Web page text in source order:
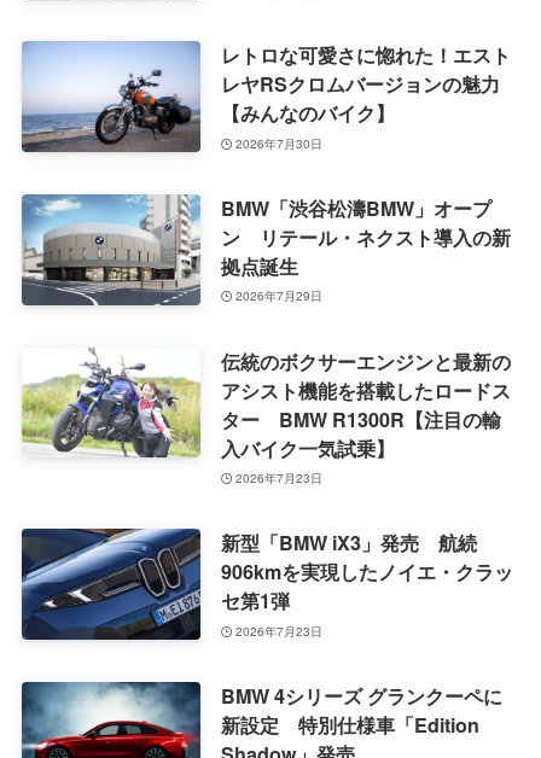
レトロな可愛さに惚れた！エスト
レヤRSクロムバージョンの魅力
【みんなのバイク】
2026年7月30日
BMW「渋谷松濤BMW」オープ
ン リテール・ネクスト導入の新
拠点誕生
2026年7月29日
伝統のボクサーエンジンと最新の
アシスト機能を搭載したロードス
ター BMW R1300R【注目の輸
入バイク一気試乗】
2026年7月23日
新型「BMW iX3」発売 航続
906kmを実現したノイエ・クラッ
セ第1弾
2026年7月23日
BMW 4シリーズ グランクーペに
新設定 特別仕様車「Edition